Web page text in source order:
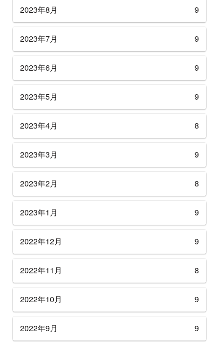
2023年8月 9
2023年7月 9
2023年6月 9
2023年5月 9
2023年4月 8
2023年3月 9
2023年2月 8
2023年1月 9
2022年12月 9
2022年11月 8
2022年10月 9
2022年9月 9